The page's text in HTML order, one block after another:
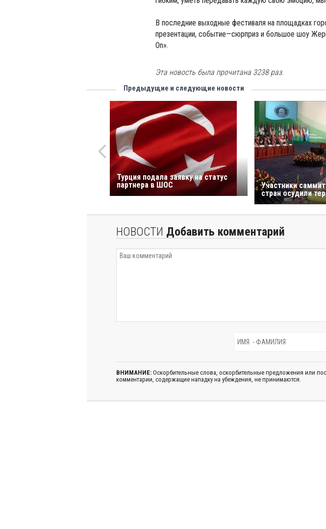
В последние выходные фестиваля на площадках
презентации, событие—сюрприз и большое шоу
On».
Эта новость была прочитана 3238 раз.
Предыдущие и следующие новости
Турция подала заявку на статус
партнера в ШОС
Участники
стран осудили
НОВОСТИ Добавить комментарий
ВНИМАНИЕ: Оскорбительные слова, оскорбительные предложения или
комментарии, содержащие нападку на убеждения, не принимаются.